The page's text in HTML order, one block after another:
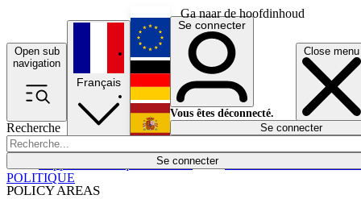
Ga naar de hoofdinhoud
Open sub
navigation
Close menu
Recherche
Se connecter
POLICY AREAS
Économie
Français
English
Deutsch
Español
Se connecter
Vous êtes déconnecté.
Se connecter
POLITIQUE